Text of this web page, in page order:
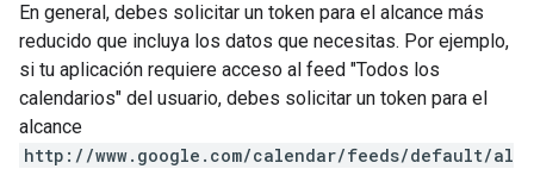
En general, debes solicitar un token para el alcance más
reducido que incluya los datos que necesitas. Por ejemplo,
si tu aplicación requiere acceso al feed "Todos los
calendarios" del usuario, debes solicitar un token para el
alcance
http://www.google.com/calendar/feeds/default/al